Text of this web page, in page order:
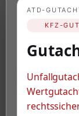
ATD-
KFZ-